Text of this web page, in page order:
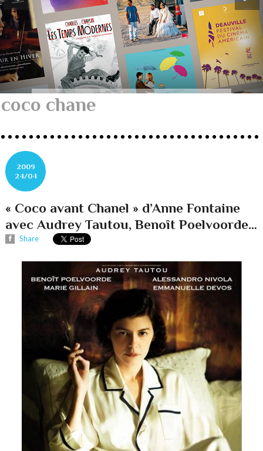
coco chane
2009
24/04
« Coco avant Chanel » d’Anne Fontaine
avec Audrey Tautou, Benoît Poelvoorde…
Share